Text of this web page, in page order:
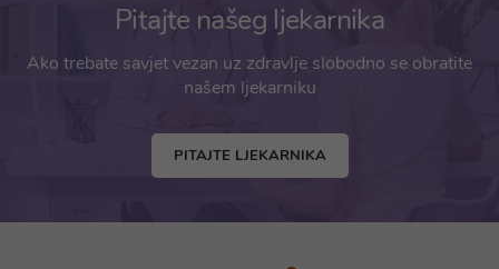
Pitajte našeg ljekarnika
Ako trebate savjet vezan uz zdravlje slobodno se obratite
našem ljekarniku
PITAJTE LJEKARNIKA